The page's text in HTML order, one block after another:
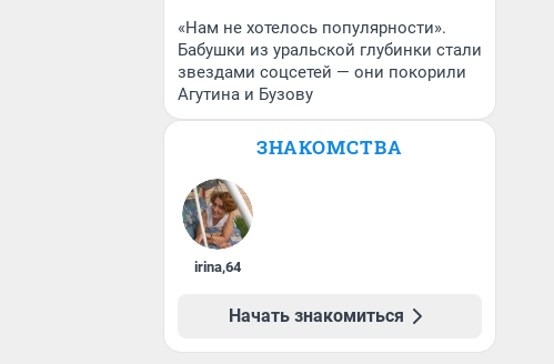
«Нам не хотелось популярности».
Бабушки из уральской глубинки стали
звездами соцсетей — они покорили
Агутина и Бузову
ЗНАКОМСТВА
irina,64
Начать знакомиться